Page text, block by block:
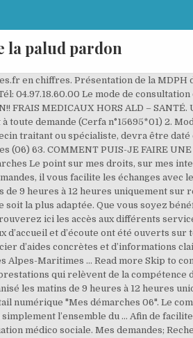
la palud pardon
ci-dessus.. Vous pouvez également retirer un dossier « papier » notamment dans une maison des solidarités départementales, un centre communal d’action social, … boulevard du Mercantour - B.P 3007 06201 Nice Cedex 3. J 15 à 30. Réalisez vos démarches en ligne : déposez votre dossier et suivez son évolution dans votre espace personnel. Que vous soyez bénéficiaire d'une aide sociale ou professionnel de l'action sociale agissant pour le Département des Alpes-Maritimes, vous trouverez ici les accès aux différents services en ligne vous permettant de gérer vos relations avec la collectivité. Le Département des Alpes-Maritimes facilite votre quotidien au travers du portail « Mes démarches 06 ». Amitié du samedi bonjour! ADMINISTRATION + MDPH : MES DEMARCHES ! Avec FranceConnect France connect est la solution proposée par l’État pour sécuriser et simplifier la connexion aux services en ligne. La réponse est dans l’aide en ligne. Mes démarches en ligne. !, Coups de "gueule", Tous les articles. Les services en ligne personnes âgées / personnes handicapées. E-mail; Facebook; Twitter; Imprimer; Déposez et suivez vos demandes en ligne. Après validation de votre adresse électronique, il vous sera envoyé un courriel pour ouvrir votre compte. Mes démarches en ligne - Marchés et Fournisseurs L’espace « service en ligne » est mis à votre disposition pour vous permettre de déposer vos factures gratuitement sur le portail Chorus Pro, de candidater aux offres des marchés publics par la plateforme e-marches06 et de payer vos ASAP directement en ligne. Les bénéficiaires pourront suivre étape par étape le traitement de leur dossier, consultable et mis à jour 24h sur 24h. Comment suivre sa demande auprès de la MDPH ? Si le dossier est incomplet, je reçois un courrier me demandant les pièces administratives manquantes. Les services en ligne personnes âgées / personnes handicapées. Développé dans le cadre du SMART Deal, ce portail vous permet de réaliser toutes vos démarches auprès de la collectivité de manière simple, rapide et efficace depuis un smartphone, une tablette ou un ordinateur. Allocation personnalisée d'autonomie. La MDPH est ouverte tous les jours de 8h30 à 12h et de 13h30 à 17h, sauf les 1er et 3e jeudis après-midis de chaque mois. Connectez-vous. Consultez l'ensemble de l'actualité des Alpes-Maritimes et prenez connaissance de l'ensemble des aides et … Retrouvez ici toutes les informations pratiques concernant la MDPH 06000 (adresses, horaires d’ouverture, etc.). La MDPH du Val d'Oise a mis en place un téléservice